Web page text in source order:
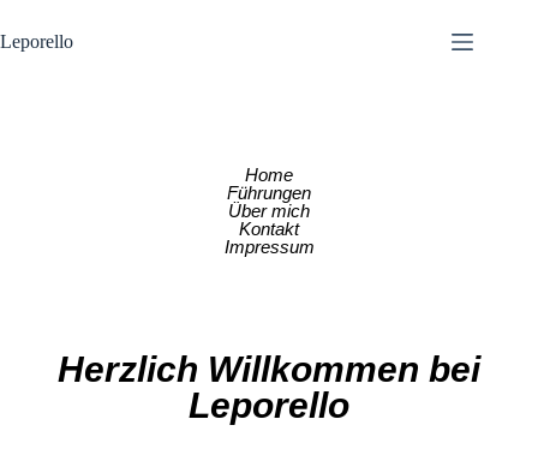
Leporello
Home
Führungen
Über mich
Kontakt
Impressum
Herzlich Willkommen bei
Leporello